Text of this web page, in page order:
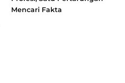
Mencari Fakta